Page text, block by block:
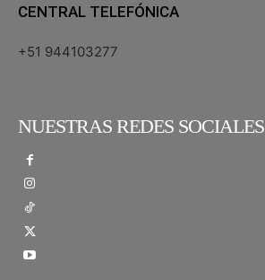
CENTRAL TELEFÓNICA
+51 944103277
NUESTRAS REDES SOCIALES